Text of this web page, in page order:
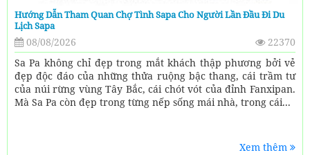
Hướng Dẫn Tham Quan Chợ Tình Sapa Cho Người Lần Đầu Đi Du
Lịch Sapa
08/08/2026
22370
Sa Pa không chỉ đẹp trong mắt khách thập phương bởi vẻ
đẹp độc đáo của những thửa ruộng bậc thang, cái trầm tư
của núi rừng vùng Tây Bắc, cái chót vót của đỉnh Fanxipan.
Mà Sa Pa còn đẹp trong từng nếp sống mái nhà, trong cái...
Xem thêm